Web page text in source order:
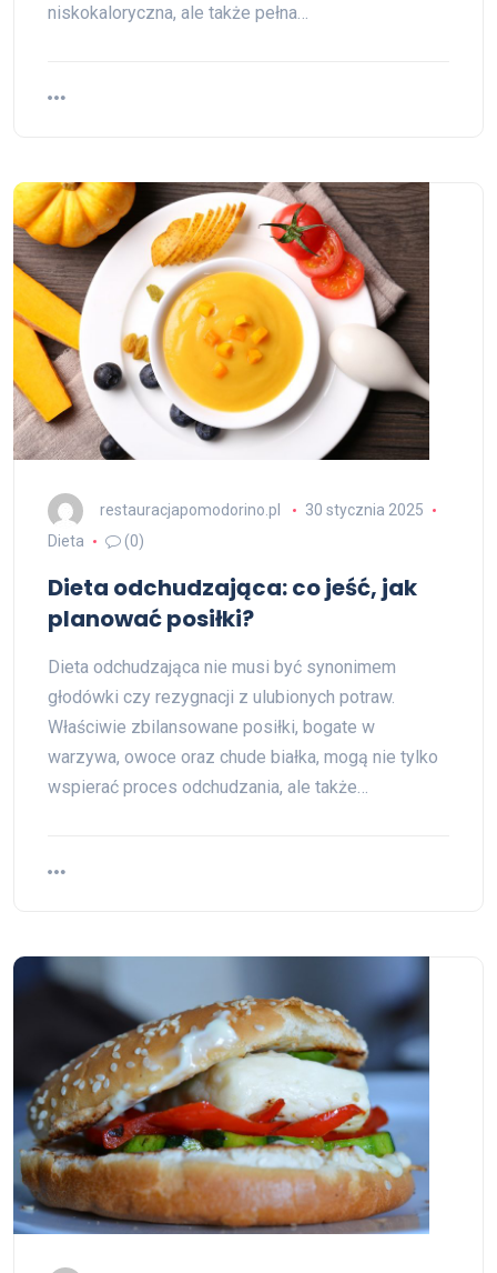
niskokaloryczna, ale także pełna…
restauracjapomodorino.pl
30 stycznia 2025
Dieta
(0)
Dieta odchudzająca: co jeść, jak
planować posiłki?
Dieta odchudzająca nie musi być synonimem
głodówki czy rezygnacji z ulubionych potraw.
Właściwie zbilansowane posiłki, bogate w
warzywa, owoce oraz chude białka, mogą nie tylko
wspierać proces odchudzania, ale także…